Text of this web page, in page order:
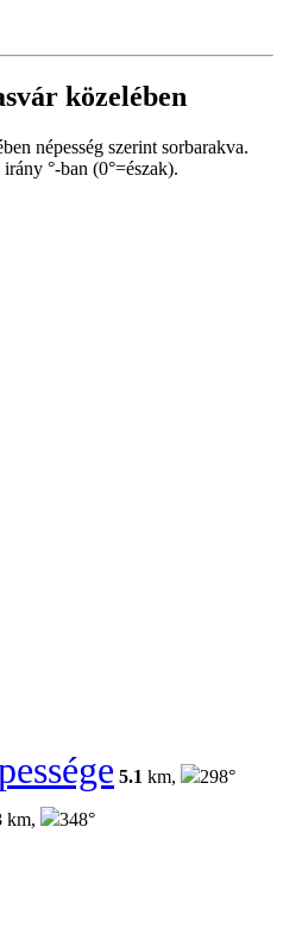
közelében
népesség szerint sorbarakva.
°-ban (0°=észak).
5.1 km, 298°
km, 348°